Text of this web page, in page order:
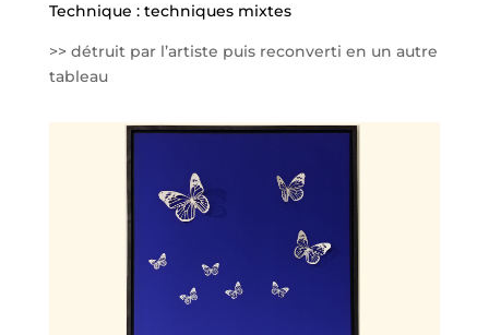
Technique : techniques mixtes
>> détruit par l’artiste puis reconverti en un autre
tableau